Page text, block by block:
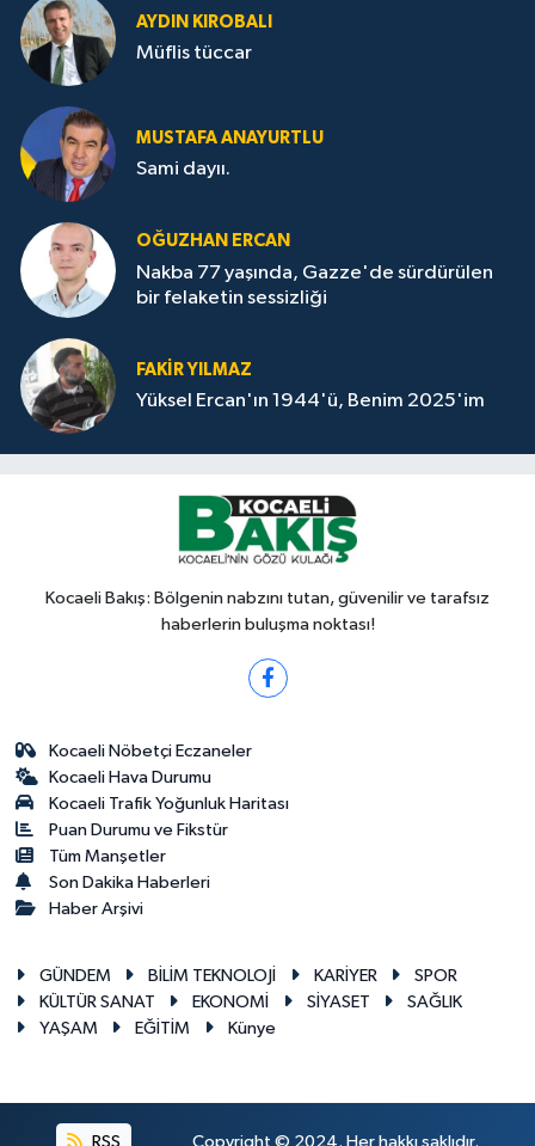
AYDIN KIROBALI
Müflis tüccar
MUSTAFA ANAYURTLU
Sami dayıı.
OĞUZHAN ERCAN
Nakba 77 yaşında, Gazze'de sürdürülen
bir felaketin sessizliği
FAKİR YILMAZ
Yüksel Ercan'ın 1944'ü, Benim 2025'im
Kocaeli Bakış: Bölgenin nabzını tutan, güvenilir ve tarafsız
haberlerin buluşma noktası!
Kocaeli Nöbetçi Eczaneler
Kocaeli Hava Durumu
Kocaeli Trafik Yoğunluk Haritası
Puan Durumu ve Fikstür
Tüm Manşetler
Son Dakika Haberleri
Haber Arşivi
GÜNDEM BİLİM TEKNOLOJİ KARİYER
SPOR
KÜLTÜR SANAT
EKONOMİ SİYASET
SAĞLIK
YAŞAM
EĞİTİM Künye
RSS Copyright © 2024. Her hakkı saklıdır.